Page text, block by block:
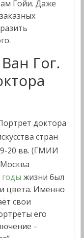
Гойи. Даже
Гог.
доктора
стран
20 вв. (ГМИИ
годы жизни был
цвета. Именно
свои
его
–